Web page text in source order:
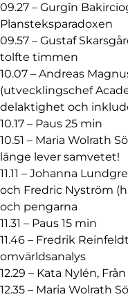
09.27 – Gurgîn
Plansteksparadoxen
09.57 – Gustaf
tolfte timmen
10.07 – Andreas
(utvecklingschef
delaktighet och
10.17 – Paus 25 min
10.51 – Maria Wolrath
länge lever samvetet!
11.11 – Johanna
och Fredric Nyström
och pengarna
11.31 – Paus 15 min
11.46 – Fredrik
omvärldsanalys
12.29 – Kata Nylén,
12.35 – Maria Wolrath